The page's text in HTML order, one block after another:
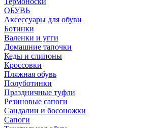
ОБУВЬ
Аксессуары для обуви
Ботинки
Валенки и угги
Домашние тапочки
Кеды и слипоны
Кроссовки
Пляжная обувь
Полуботинки
Праздничные туфли
Резиновые сапоги
Сандалии и босоножки
Сапоги